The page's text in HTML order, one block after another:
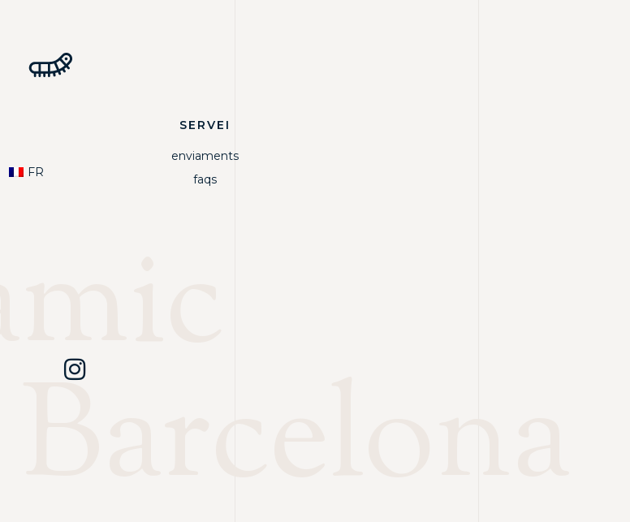
FR
SERVEI
enviaments
faqs
Barcelona